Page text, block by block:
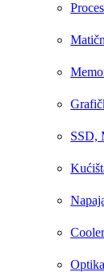
SSD,
Optika